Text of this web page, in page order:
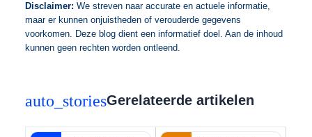
Disclaimer: We streven naar accurate en actuele informatie,
maar er kunnen onjuistheden of verouderde gegevens
voorkomen. Deze blog dient een informatief doel. Aan de inhoud
kunnen geen rechten worden ontleend.
auto_storiesGerelateerde artikelen